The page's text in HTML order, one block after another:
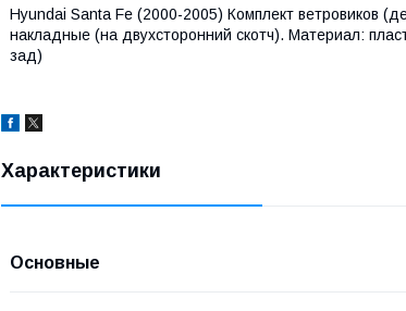
Hyundai Santa Fe (2000-2005) Комплект ветровиков
накладные (на двухсторонний скотч). Материал:
зад)
Характеристики
Основные